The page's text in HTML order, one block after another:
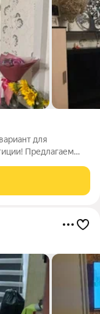
Предлагаем